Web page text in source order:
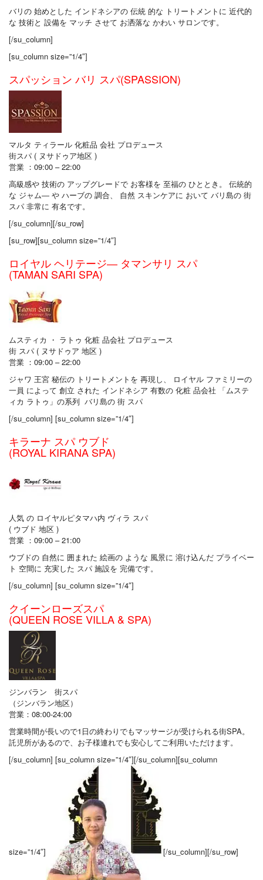
バリの 始めとした インドネシアの 伝統 的な トリートメントに 近代的
な 技術と 設備を マッチ させて お洒落な かわい サロンです。
[/su_column]
[su_column size=”1/4″]
スパッション バリ スパ(SPASSION)
マルタ ティラール 化粧品 会社 プロデュース
街スパ ( ヌサドゥア地区 )
営業 ：09:00 – 22:00
高級感や 技術の アップグレードで お客様を 至福の ひととき。 伝統的
な ジャム― や ハーブの 調合、 自然 スキンケアに おいて バリ島の 街
スパ 非常に 有名です。
[/su_column][/su_row]
[su_row][su_column size=”1/4″]
ロイヤル ヘリテージ― タマンサリ スパ
(TAMAN SARI SPA)
ムスティカ ・ ラトゥ 化粧 品会社 プロデュース
街 スパ ( ヌサドゥア 地区 )
営業 ：09:00 – 22:00
ジャワ 王宮 秘伝の トリートメントを 再現し、 ロイヤル ファミリーの
一員 によって 創立 された インドネシア 有数の 化粧 品会社 「ムステ
ィカ ラトゥ」の系列 バリ島の 街 スパ
[/su_column] [su_column size=”1/4″]
キラーナ スパ ウブド
(ROYAL KIRANA SPA)
人気 の ロイヤルピタマハ内 ヴィラ スパ
( ウブド 地区 )
営業 ：09:00 – 21:00
ウブドの 自然に 囲まれた 絵画の ような 風景に 溶け込んだ プライベー
ト 空間に 充実した スパ 施設を 完備です。
[/su_column] [su_column size=”1/4″]
クイーンローズスパ
(QUEEN ROSE VILLA & SPA)
ジンバラン 街スパ
（ジンバラン地区）
営業：08:00-24:00
営業時間が長いので1日の終わりでもマッサージが受けられる街SPA。
託児所があるので、お子様連れでも安心してご利用いただけます。
[/su_column] [su_column size=”1/4″][/su_column][su_column
size=”1/4″] [/su_column][/su_row]